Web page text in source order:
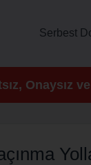
Serbest
Onaysız